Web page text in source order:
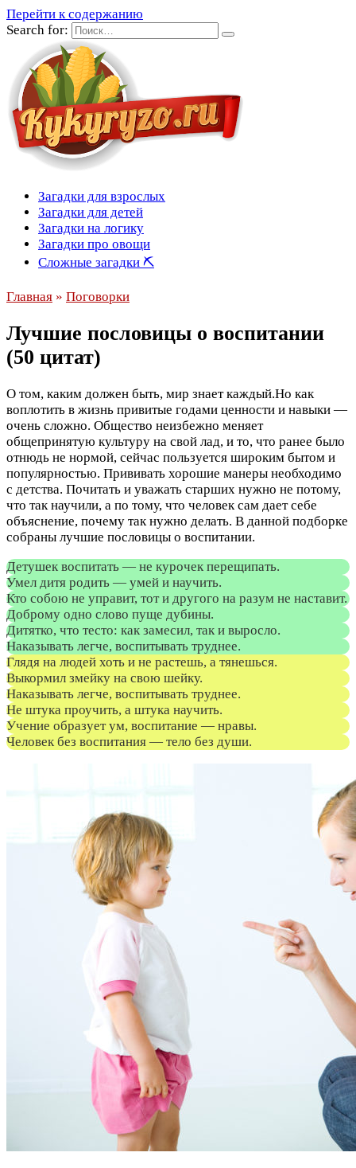
Перейти к содержанию
Search for:
Загадки для взрослых
Загадки для детей
Загадки на логику
Загадки про овощи
Сложные загадки ⛏
Главная » Поговорки
Лучшие пословицы о воспитании
(50 цитат)
О том, каким должен быть, мир знает каждый.Но как
воплотить в жизнь привитые годами ценности и навыки —
очень сложно. Общество неизбежно меняет
общепринятую культуру на свой лад, и то, что ранее было
отнюдь не нормой, сейчас пользуется широким бытом и
популярностью. Прививать хорошие манеры необходимо
с детства. Почитать и уважать старших нужно не потому,
что так научили, а по тому, что человек сам дает себе
объяснение, почему так нужно делать. В данной подборке
собраны лучшие пословицы о воспитании.
Детушек воспитать — не курочек перещипать.
Умел дитя родить — умей и научить.
Кто собою не управит, тот и другого на разум не наставит.
Доброму одно слово пуще дубины.
Дитятко, что тесто: как замесил, так и выросло.
Наказывать легче, воспитывать труднее.
Глядя на людей хоть и не растешь, а тянешься.
Выкормил змейку на свою шейку.
Наказывать легче, воспитывать труднее.
Не штука проучить, а штука научить.
Учение образует ум, воспитание — нравы.
Человек без воспитания — тело без души.